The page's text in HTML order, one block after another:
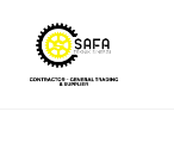
content